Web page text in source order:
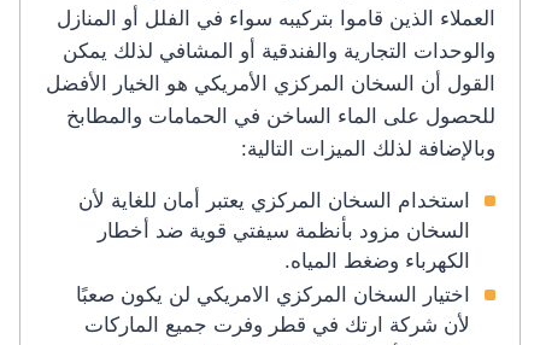
العملاء الذين قاموا بتركيبه سواء في الفلل أو المنازل
والوحدات التجارية والفندقية أو المشافي لذلك يمكن
القول أن السخان المركزي الأمريكي هو الخيار الأفضل
للحصول على الماء الساخن في الحمامات والمطابخ
وبالإضافة لذلك الميزات التالية:
استخدام السخان المركزي يعتبر أمان للغاية لأن
السخان مزود بأنظمة سيفتي قوية ضد أخطار
الكهرباء وضغط المياه.
اختيار السخان المركزي الامريكي لن يكون صعبًا
لأن شركة ارتك في قطر وفرت جميع الماركات